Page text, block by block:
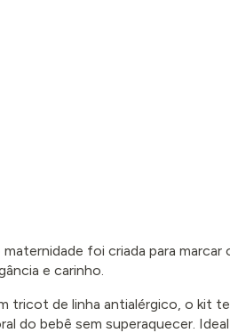
foi criada para
e carinho.
tricot de linha antialérgico, o kit
do bebê sem superaquecer.